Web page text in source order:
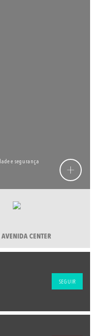
+
e segurança
CENTER
SEGUIR